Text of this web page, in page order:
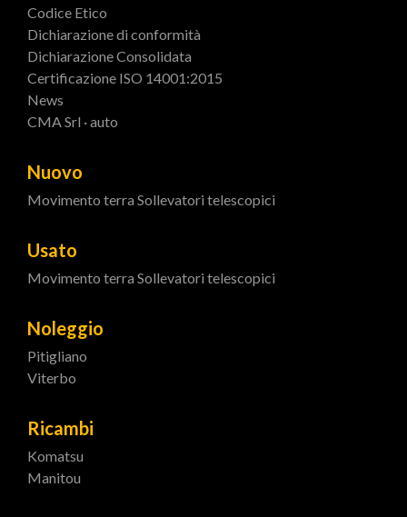
Codice Etico
Dichiarazione di conformità
Dichiarazione Consolidata
Certificazione ISO 14001:2015
News
CMA Srl · auto
Nuovo
Movimento terra Sollevatori telescopici
Usato
Movimento terra Sollevatori telescopici
Noleggio
Pitigliano
Viterbo
Ricambi
Komatsu
Manitou